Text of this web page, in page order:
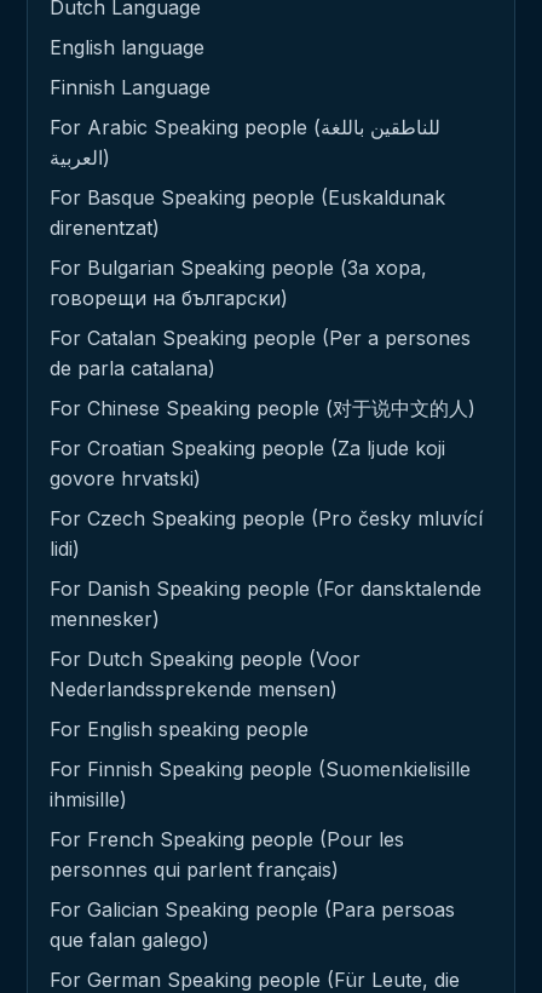
Dutch Language
English language
Finnish Language
For Arabic Speaking people (للناطقين باللغة
العربية)
For Basque Speaking people (Euskaldunak
direnentzat)
For Bulgarian Speaking people (За хора,
говорещи на български)
For Catalan Speaking people (Per a persones
de parla catalana)
For Chinese Speaking people (对于说中文的人)
For Croatian Speaking people (Za ljude koji
govore hrvatski)
For Czech Speaking people (Pro česky mluvící
lidi)
For Danish Speaking people (For dansktalende
mennesker)
For Dutch Speaking people (Voor
Nederlandssprekende mensen)
For English speaking people
For Finnish Speaking people (Suomenkielisille
ihmisille)
For French Speaking people (Pour les
personnes qui parlent français)
For Galician Speaking people (Para persoas
que falan galego)
For German Speaking people (Für Leute, die